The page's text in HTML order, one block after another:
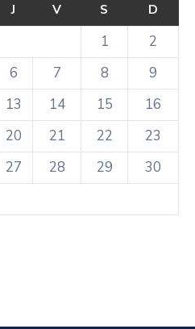
J V S D
1
2
6 7 8
9
13 14 15
16
20 21 22
23
27 28 29
30